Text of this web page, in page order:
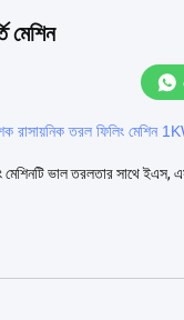
মেশিন
রাসায়নিক তরল ফিলিং মেশিন
মেশিনটি ভাল তরলতার সাথে